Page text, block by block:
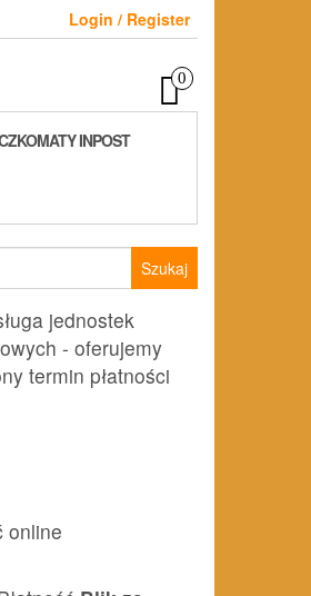
Login / Register
0
INPOST
jednostek
- oferujemy
termin płatności
online